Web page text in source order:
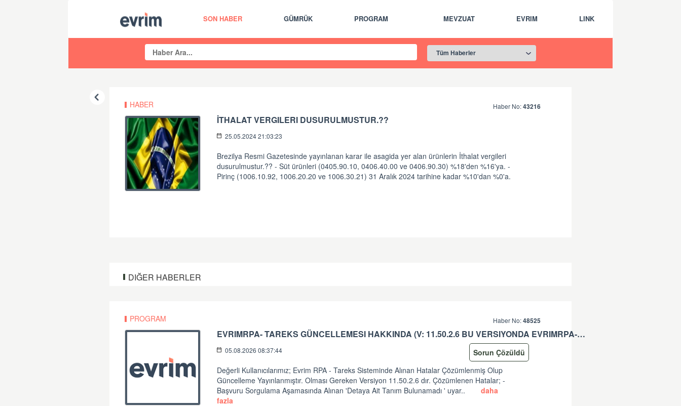
SON HABER GÜMRÜK PROGRAM MEVZUAT EVRIM LINK
HABER Haber No:43216
İTHALAT VERGILERI DUSURULMUSTUR.??
25.05.2024 21:03:23
Brezilya Resmi Gazetesinde yayınlanan karar ile asagida yer alan ürünlerin İthalat vergileri
dusurulmustur.?? - Süt ürünleri (0405.90.10, 0406.40.00 ve 0406.90.30) %18'den %16'ya. -
Pirinç (1006.10.92, 1006.20.20 ve 1006.30.21) 31 Aralık 2024 tarihine kadar %10'dan %0'a.
DIĞER HABERLER
PROGRAM Haber No:48525
EVRIMRPA- TAREKS GÜNCELLEMESI HAKKINDA (V: 11.50.2.6 BU VERSIYONDA EVRIMRPA- TAREKS MODULÜNDE GÜNCELLEME YAPILMIŞTIR. )
05.08.2026 08:37:44
Sorun Çözüldü
Değerli Kullanıcılarımız; Evrim RPA - Tareks Sisteminde Alınan Hatalar Çözümlenmiş Olup
Güncelleme Yayınlanmıştır. Olması Gereken Versiyon 11.50.2.6 dır. Çözümlenen Hatalar; -
Başvuru Sorgulama Aşamasında Alınan 'Detaya Ait Tanım Bulunamadı ' uyar..
daha
fazla